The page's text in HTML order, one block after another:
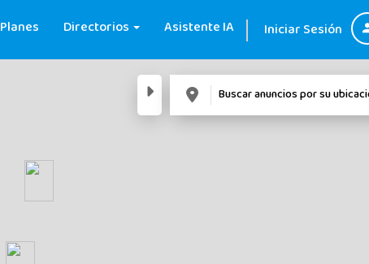
Iniciar Sesión
Planes Directorios Asistente IA